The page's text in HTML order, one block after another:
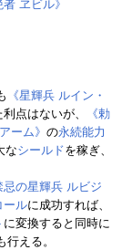
ヱビル》
《星輝兵 ルイン・
点はないが、
《勅
ーム》 の永続能力
なシールドを稼ぎ、
忌の星輝兵 ルビジ
ールに成功すれば、
に変換すると同時に
行える。